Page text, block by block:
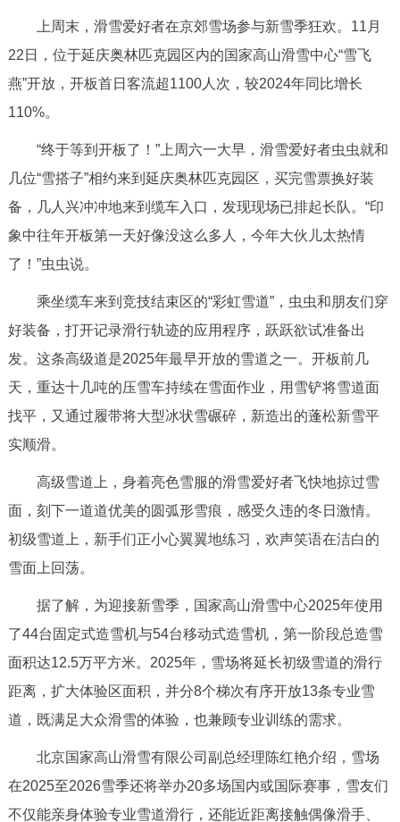
便民服务 利企服务 投资项目
中介服务 阳光政务
政民互动
12345网上接诉即办 我要咨询 我要建议
走进北京
十六区概览
绿色北京 图说北京 视频北京
多语种
DEUTSCH FRANÇAIS РУССКИЙ ЯЗЫК
ESPAÑOL
ITALIANO
回到顶部
上周末，滑雪爱好者在京郊雪场参与新雪季狂欢。11月
22日，位于延庆奥林匹克园区内的国家高山滑雪中心“雪飞
燕”开放，开板首日客流超1100人次，较2024年同比增长
110%。
“终于等到开板了！”上周六一大早，滑雪爱好者虫虫就和
几位“雪搭子”相约来到延庆奥林匹克园区，买完雪票换好装
备，几人兴冲冲地来到缆车入口，发现现场已排起长队。“印
象中往年开板第一天好像没这么多人，今年大伙儿太热情
了！”虫虫说。
乘坐缆车来到竞技结束区的“彩虹雪道”，虫虫和朋友们穿
好装备，打开记录滑行轨迹的应用程序，跃跃欲试准备出
发。这条高级道是2025年最早开放的雪道之一。开板前几
天，重达十几吨的压雪车持续在雪面作业，用雪铲将雪道面
找平，又通过履带将大型冰状雪碾碎，新造出的蓬松新雪平
实顺滑。
高级雪道上，身着亮色雪服的滑雪爱好者飞快地掠过雪
面，刻下一道道优美的圆弧形雪痕，感受久违的冬日激情。
初级雪道上，新手们正小心翼翼地练习，欢声笑语在洁白的
雪面上回荡。
据了解，为迎接新雪季，国家高山滑雪中心2025年使用
了44台固定式造雪机与54台移动式造雪机，第一阶段总造雪
面积达12.5万平方米。2025年，雪场将延长初级雪道的滑行
距离，扩大体验区面积，并分8个梯次有序开放13条专业雪
道，既满足大众滑雪的体验，也兼顾专业训练的需求。
北京国家高山滑雪有限公司副总经理陈红艳介绍，雪场
在2025至2026雪季还将举办20多场国内或国际赛事，雪友们
不仅能亲身体验专业雪道滑行，还能近距离接触偶像滑手、